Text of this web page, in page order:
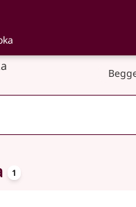
tilgjengelige
1